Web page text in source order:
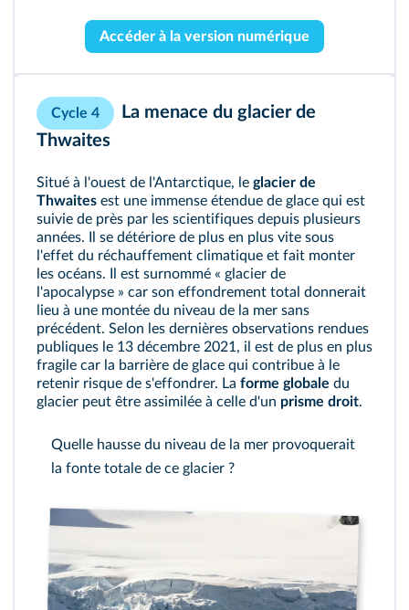
Accéder à la version numérique
Cycle 4
La menace du glacier de
Thwaites
Situé à l'ouest de l'Antarctique, le glacier de
Thwaites est une immense étendue de glace qui est
suivie de près par les scientifiques depuis plusieurs
années. Il se détériore de plus en plus vite sous
l'effet du réchauffement climatique et fait monter
les océans. Il est surnommé « glacier de
l'apocalypse » car son effondrement total donnerait
lieu à une montée du niveau de la mer sans
précédent. Selon les dernières observations rendues
publiques le 13 décembre 2021, il est de plus en plus
fragile car la barrière de glace qui contribue à le
retenir risque de s'effondrer. La forme globale du
glacier peut être assimilée à celle d'un prisme droit.
Quelle hausse du niveau de la mer provoquerait
la fonte totale de ce glacier ?